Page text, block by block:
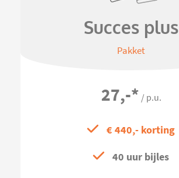
Succes plus
Pakket
27,-* / p.u.
€ 440,- korting
40 uur bijles